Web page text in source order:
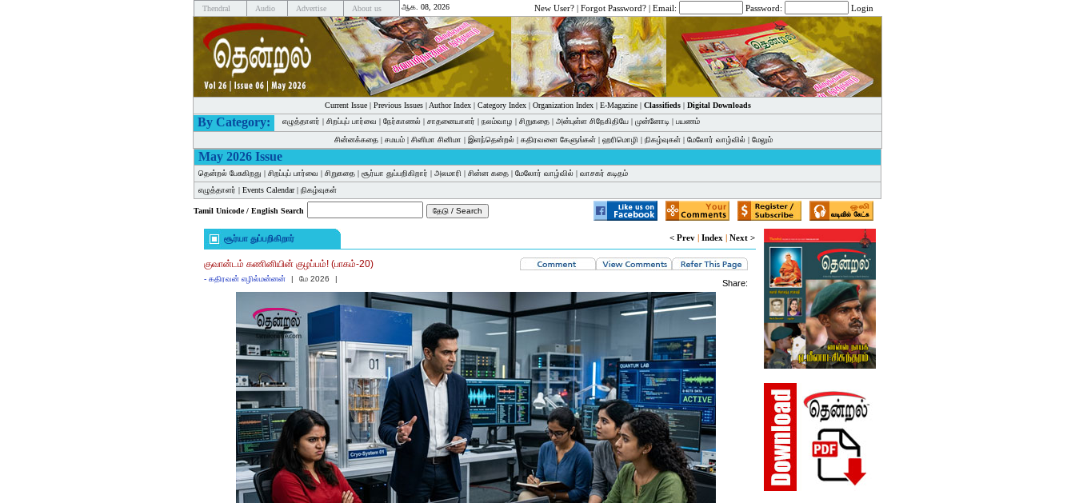
Thendral Audio Advertise About us ஆக. 08, 2026 New User? | Forgot Password? | Email: Password: Login
Current Issue| Previous Issues| Author Index| Category Index| Organization Index| E-Magazine| Classifieds| Digital Downloads
By Category: எழுத்தாளர் | சிறப்புப் பார்வை | நேர்காணல் | சாதனையாளர் | நலம்வாழ | சிறுகதை | அன்புள்ள சிநேகிதியே | முன்னோடி | பயணம்
சின்னக்கதை | சமயம் | சினிமா சினிமா | இளந்தென்றல் | கதிரவனை கேளுங்கள் | ஹரிமொழி | நிகழ்வுகள் | மேலோர் வாழ்வில் | மேலும்
May 2026 Issue
தென்றல் பேசுகிறது | சிறப்புப் பார்வை | சிறுகதை | சூர்யா துப்பறிகிறார் | அலமாரி | சின்ன கதை | மேலோர் வாழ்வில் | வாசகர் கடிதம்
எழுத்தாளர் | Events Calendar| நிகழ்வுகள்
Tamil Unicode / English Search
சூர்யா துப்பறிகிறார் < Prev | Index | Next >
குவான்டம் கணினியின் குழப்பம்! (பாகம்-20)
- கதிரவன் எழில்மன்னன் | மே 2026 | Share: